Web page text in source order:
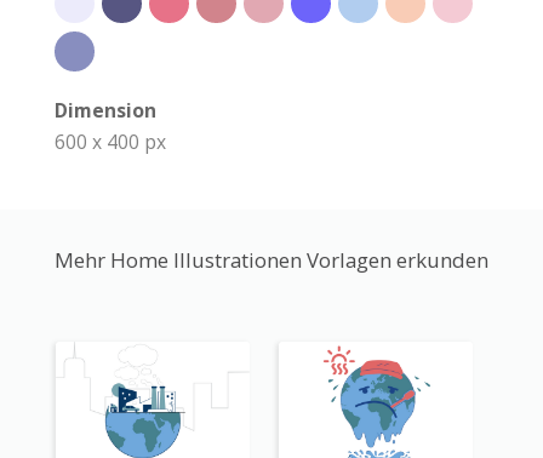
Dimension
600 x 400 px
Mehr Home Illustrationen Vorlagen erkunden